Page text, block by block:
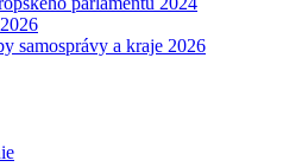
samosprávy a kraje 2026